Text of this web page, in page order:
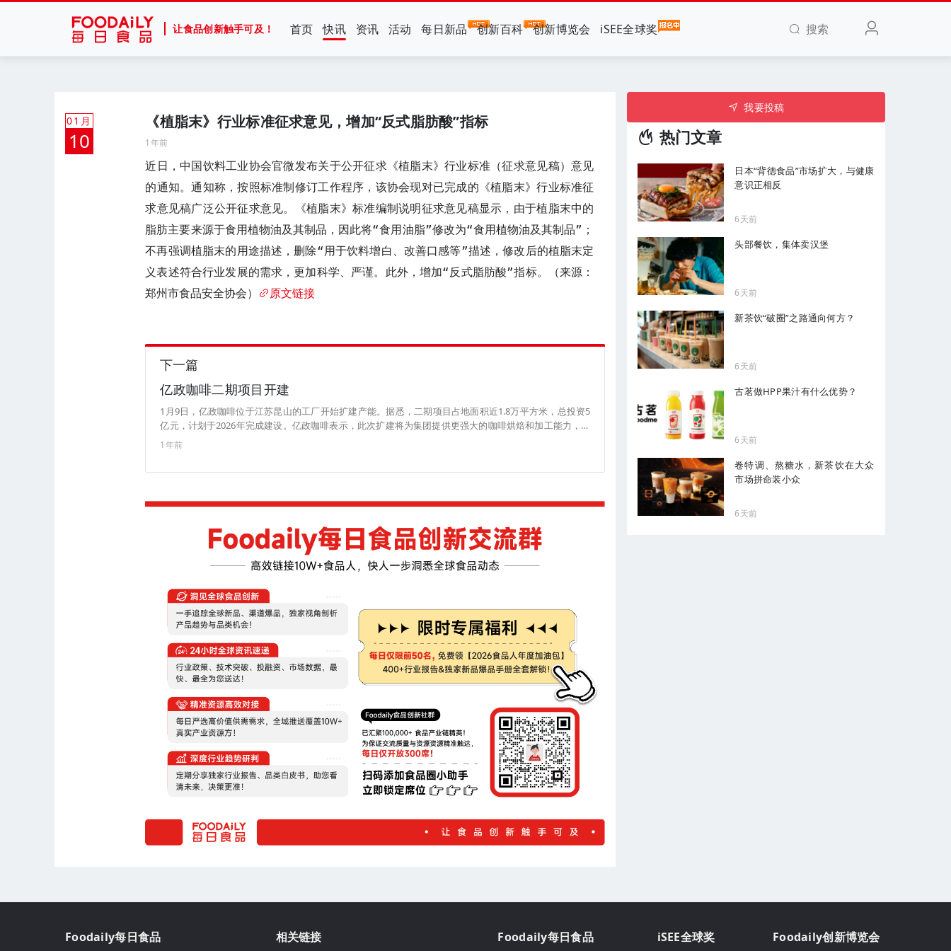
让食品创新触手可及！ 首页 快讯 资讯 活动 每日新品 创新百科 创新博览会 iSEE全球奖 搜索
01月
10
《植脂末》行业标准征求意见，增加“反式脂肪酸”指标
1年前
近日，中国饮料工业协会官微发布关于公开征求《植脂末》行业标准（征求意见稿）意见
的通知。通知称，按照标准制修订工作程序，该协会现对已完成的《植脂末》行业标准征
求意见稿广泛公开征求意见。《植脂末》标准编制说明征求意见稿显示，由于植脂末中的
脂肪主要来源于食用植物油及其制品，因此将“食用油脂”修改为“食用植物油及其制品”；
不再强调植脂末的用途描述，删除“用于饮料增白、改善口感等”描述，修改后的植脂末定
义表述符合行业发展的需求，更加科学、严谨。此外，增加“反式脂肪酸”指标。（来源：
郑州市食品安全协会）
原文链接
下一篇
亿政咖啡二期项目开建
1月9日，亿政咖啡位于江苏昆山的工厂开始扩建产能。据悉，二期项目占地面积近1.8万平方米，总投资5
亿元，计划于2026年完成建设。亿政咖啡表示，此次扩建将为集团提供更强大的咖啡烘焙和加工能力，进
一步巩固高品质咖啡供应链优势，打造更加智能、高效的可持续咖啡工厂。（来源： 中咖饮）
1年前
我要投稿
热门文章
日本“背德食品”市场扩大，与健康
意识正相反
6天前
头部餐饮，集体卖汉堡
6天前
新茶饮“破圈”之路通向何方？
6天前
古茗做HPP果汁有什么优势？
6天前
卷特调、熬糖水，新茶饮在大众
市场拼命装小众
6天前
Foodaily每日食品 相关链接 Foodaily每日食品 iSEE全球奖 Foodaily创新博览会